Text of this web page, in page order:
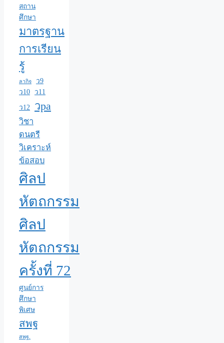
สถาน
ศึกษา
มาตรฐาน
การเรียน
รู้
ลากิจ
ว9
ว10 ว11
ว12 วpa
วิชา
ดนตรี
วิเคราะห์
ข้อสอบ
ศิลป
หัตถกรรม
ศิลป
หัตถกรรม
ครั้งที่ 72
ศูนย์การ
ศึกษา
พิเศษ
สพฐ
สพฐ.